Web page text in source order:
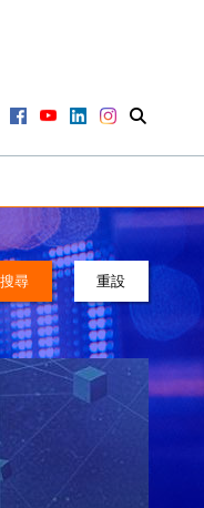
搜尋 重設